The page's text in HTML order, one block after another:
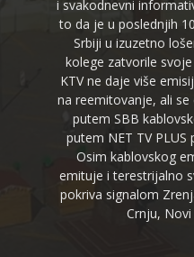
i svakodnevni
to da je u poslednjih
Srbiji u izuzetno
kolege zatvorile
KTV ne daje više
na reemitovanje, ali se
putem SBB
putem NET TV
Osim kablovskog
emituje i terestrijalno
pokriva signalom
Crnju,